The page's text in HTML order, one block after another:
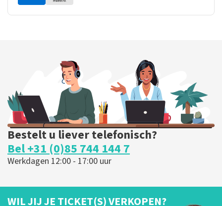
Bestelt u liever telefonisch?
Bel +31 (0)85 744 144 7
Werkdagen 12:00 - 17:00 uur
WIL JIJ JE TICKET(S) VERKOPEN?